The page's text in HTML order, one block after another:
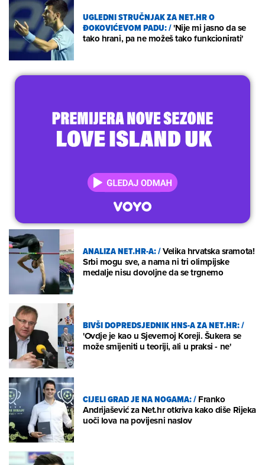
UGLEDNI STRUČNJAK ZA NET.HR O
ĐOKOVIĆEVOM PADU:/'Nije mi jasno da se
tako hrani, pa ne možeš tako funkcionirati'
ANALIZA NET.HR-A:/Velika hrvatska sramota!
Srbi mogu sve, a nama ni tri olimpijske
medalje nisu dovoljne da se trgnemo
BIVŠI DOPREDSJEDNIK HNS-A ZA NET.HR:/
'Ovdje je kao u Sjevernoj Koreji. Šukera se
može smijeniti u teoriji, ali u praksi - ne'
CIJELI GRAD JE NA NOGAMA:/Franko
Andrijašević za Net.hr otkriva kako diše Rijeka
uoči lova na povijesni naslov